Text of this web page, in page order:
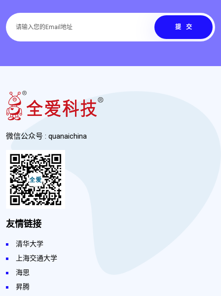
提交
微信公众号 : quanaichina
友情链接
清华大学
上海交通大学
海思
昇腾